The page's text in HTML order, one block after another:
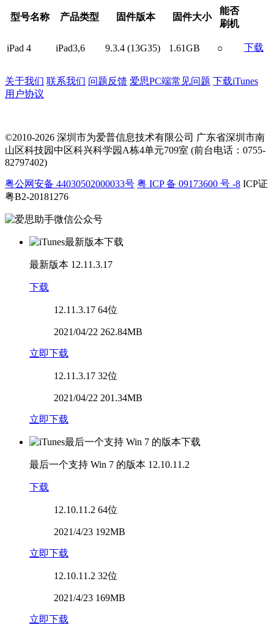
型号名称 产品类型 固件版本 固件大小
能否
刷机
iPad 4 iPad3,6 9.3.4 (13G35) 1.61GB ○ 下载
关于我们 联系我们 问题反馈 爱思PC端常见问题 下载iTunes
用户协议
©2010-2026 深圳市为爱普信息技术有限公司 广东省深圳市南
山区科技园中区科兴科学园A栋4单元709室 (前台电话：0755-
82797402)
粤公网安备 44030502000033号 粤 ICP 备 09173600 号 -8 ICP证
粤B2-20181276
最新版本 12.11.3.17
下载
12.11.3.17 64位
2021/04/22 262.84MB
立即下载
12.11.3.17 32位
2021/04/22 201.34MB
立即下载
最后一个支持 Win 7 的版本 12.10.11.2
下载
12.10.11.2 64位
2021/4/23 192MB
立即下载
12.10.11.2 32位
2021/4/23 169MB
立即下载